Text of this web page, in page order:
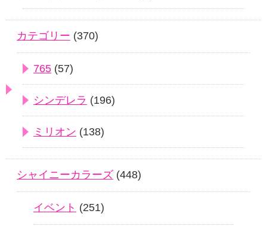
カテゴリー (370)
765 (57)
シンデレラ (196)
ミリオン (138)
シャイニーカラーズ (448)
イベント (251)